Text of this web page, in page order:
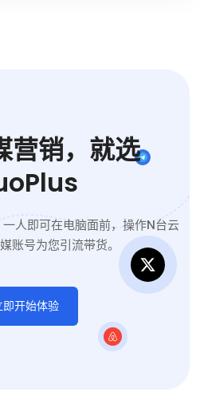
营销，就选
人即可在电脑面前，操作N台云
账号为您引流带货。
即开始体验